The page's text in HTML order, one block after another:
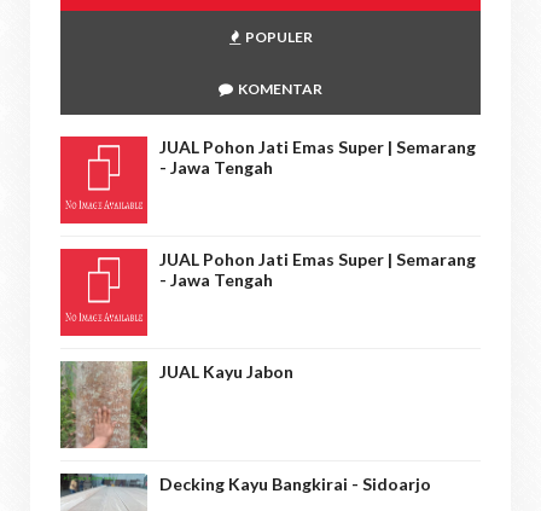
POPULER
KOMENTAR
JUAL Pohon Jati Emas Super | Semarang
- Jawa Tengah
JUAL Pohon Jati Emas Super | Semarang
- Jawa Tengah
JUAL Kayu Jabon
Decking Kayu Bangkirai - Sidoarjo